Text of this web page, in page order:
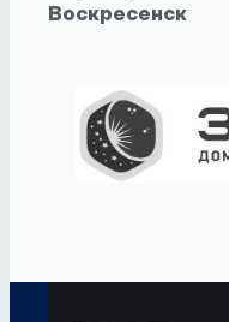
Воскресенск